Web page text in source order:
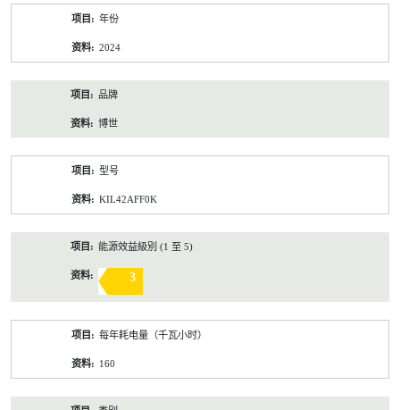
年份
2024
品牌
博世
型号
KIL42AFF0K
能源效益級別 (1 至 5)
3
每年耗电量（千瓦小时）
160